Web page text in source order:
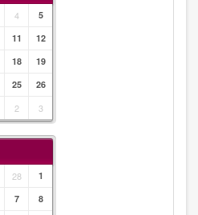
4
5
11
12
18
19
25
26
2 3
28
1
7
8